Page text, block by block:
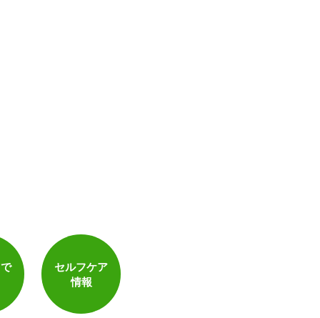
セルフケア
情報